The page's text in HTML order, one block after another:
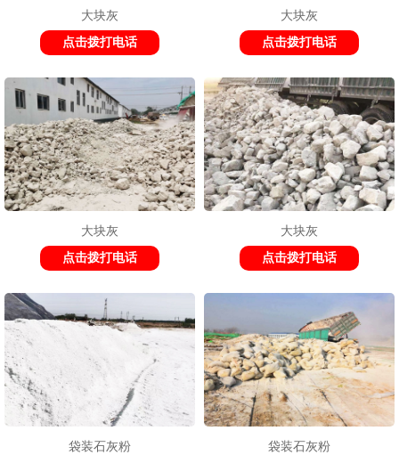
大块灰
点击拨打电话
大块灰
点击拨打电话
大块灰
点击拨打电话
大块灰
点击拨打电话
袋装石灰粉
袋装石灰粉